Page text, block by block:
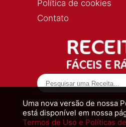
Uma nova versão de nossa
está disponível em nossa
Termos de Uso e Políticas
Política de cookies
Contato